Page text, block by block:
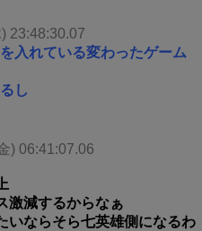
23:48:30.07
入れている変わったゲーム
し
) 06:41:07.06
激減するからなぁ
いならそら七英雄側になるわ